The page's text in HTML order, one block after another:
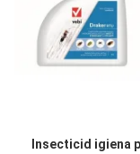
Insecticid igiena